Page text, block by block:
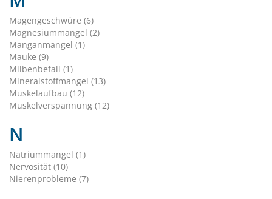
Magengeschwüre (6)
Magnesiummangel (2)
Manganmangel (1)
Mauke (9)
Milbenbefall (1)
Mineralstoffmangel (13)
Muskelaufbau (12)
Muskelverspannung (12)
N
Natriummangel (1)
Nervosität (10)
Nierenprobleme (7)